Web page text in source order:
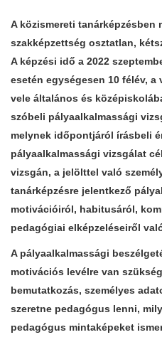
A közismereti tanárképzésben
szakképzettség osztatlan,
A képzési idő a 2022
esetén egységesen 10 félév, a
vele általános és
szóbeli pályaalkalmassági
melynek időpontjáról írásbeli
pályaalkalmassági vizsgálat
vizsgán, a jelölttel való
tanárképzésre jelentkező
motivációiról, habitusáról,
pedagógiai elképzeléseiről
A pályaalkalmassági
motivációs levélre van
bemutatkozás, személyes
szeretne pedagógus lenni,
pedagógus mintaképeket